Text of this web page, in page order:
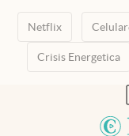
Netflix
Crisis Energetica